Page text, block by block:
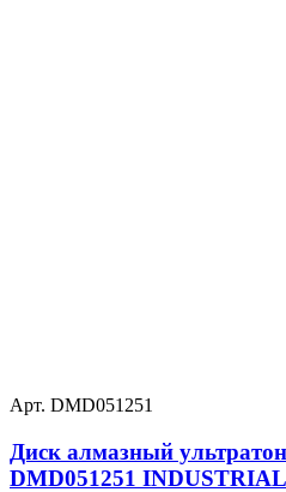
Арт. DMD051251
Диск алмазный
DMD051251